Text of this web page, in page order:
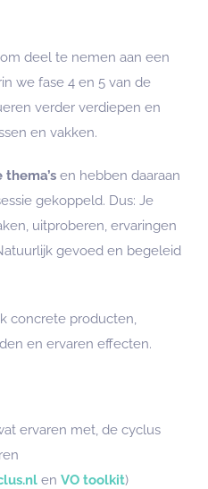
deel te nemen aan een
we fase 4 en 5 van de
verder verdiepen en
en vakken.
en hebben daaraan
gekoppeld. Dus: Je
uitproberen, ervaringen
gevoed en begeleid
concrete producten,
en ervaren effecten.
ervaren met, de cyclus
en VO toolkit)